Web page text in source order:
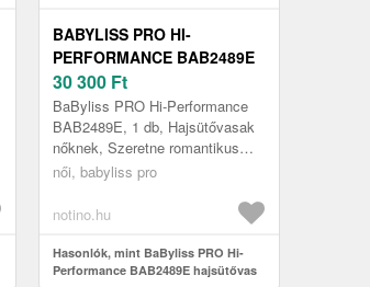
BABYLISS PRO HI-
PERFORMANCE BAB2489E
HAJSÜTŐVAS BAB2489E 1
DB
30 300 Ft
BaByliss PRO Hi-Performance
BAB2489E, 1 db, Hajsütővasak
nőknek, Szeretne romantikus
hullámokat, pihe-puha loknikat
női, babyliss pro
notino.hu
Hasonlók, mint BaByliss PRO Hi-
Performance BAB2489E hajsütővas